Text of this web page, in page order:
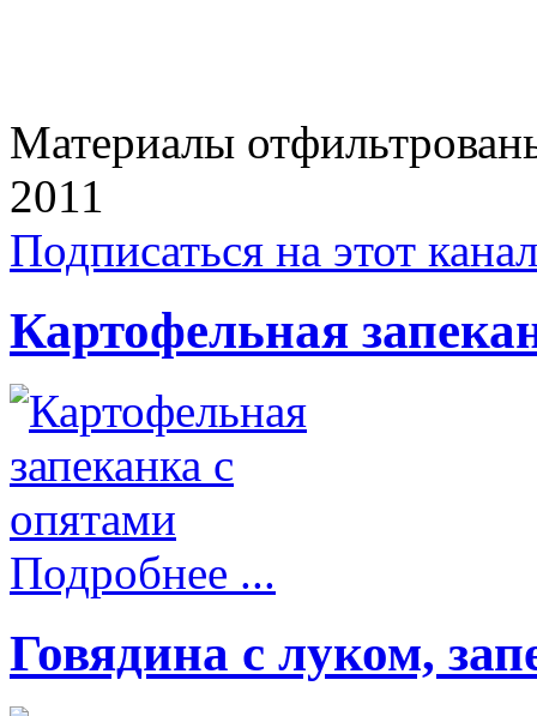
Материалы
2011
Подписаться на этот
Картофельная
Подробнее ...
Говядина с луком,